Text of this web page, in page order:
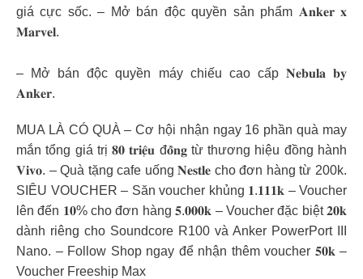
giá cực sốc. – Mở bán độc quyền sản phẩm 𝐀𝐧𝐤𝐞𝐫 𝐱
𝐌𝐚𝐫𝐯𝐞𝐥.
– Mở bán độc quyền máy chiếu cao cấp 𝐍𝐞𝐛𝐮𝐥𝐚 𝐛𝐲
𝐀𝐧𝐤𝐞𝐫.
MUA LÀ CÓ QUÀ – Cơ hội nhận ngay 16 phần quà may
mắn tổng giá trị 𝟖𝟎 𝐭𝐫𝐢𝐞̣̂𝐮 đ𝐨̂̀𝐧𝐠 từ thương hiệu đồng hành
𝐕𝐢𝐯𝐨. – Quà tặng cafe uống 𝐍𝐞𝐬𝐭𝐥𝐞 cho đơn hàng từ 200k.
SIÊU VOUCHER – Săn voucher khủng 𝟏.𝟏𝟏𝟏𝐤 – Voucher
lên đến 𝟏𝟎% cho đơn hàng 𝟓.𝟎𝟎𝟎𝐤 – Voucher đặc biệt 𝟐𝟎𝐤
dành riêng cho Soundcore R100 và Anker PowerPort III
Nano. – Follow Shop ngay để nhận thêm voucher 𝟓𝟎𝐤 –
Voucher Freeship Max